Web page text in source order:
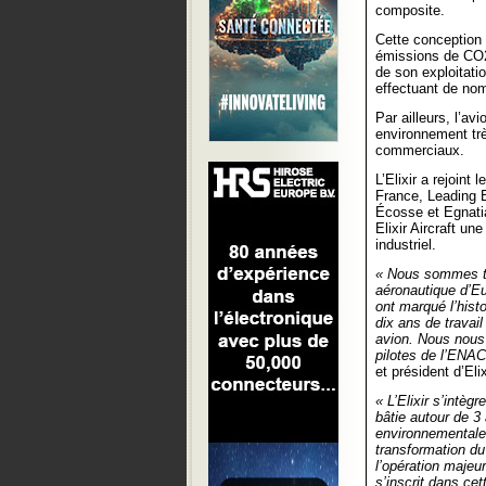
composite.
Cette
émissions de
de son
effectuant de
Par ailleurs,
environnement
commerciaux.
L’Elixir a rejoint
France, Leading
Écosse et
Elixir Aircraft
industriel.
« Nous sommes
aéronautique
ont marqué
dix ans de
avion. Nous
pilotes de
et président
« L’Elixir
bâtie autour de 3
transformation
l’opération
s’inscrit dans